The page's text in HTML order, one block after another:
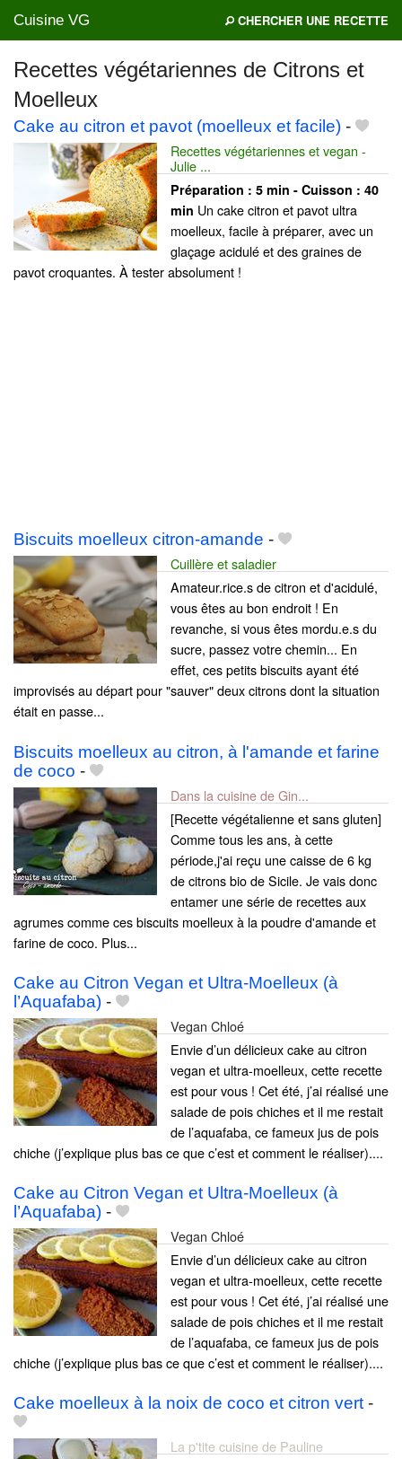
Cuisine VG CHERCHER UNE RECETTE
Recettes végétariennes de Citrons et
Moelleux
Cake au citron et pavot (moelleux et facile) -
Recettes végétariennes et vegan -
Julie ...
Préparation : 5 min - Cuisson : 40
min Un cake citron et pavot ultra
moelleux, facile à préparer, avec un
glaçage acidulé et des graines de
pavot croquantes. À tester absolument !
Biscuits moelleux citron-amande -
Cuillère et saladier
Amateur.rice.s de citron et d'acidulé,
vous êtes au bon endroit ! En
revanche, si vous êtes mordu.e.s du
sucre, passez votre chemin... En
effet, ces petits biscuits ayant été
improvisés au départ pour "sauver" deux citrons dont la situation
était en passe...
Biscuits moelleux au citron, à l'amande et farine
de coco -
Dans la cuisine de Gin...
[Recette végétalienne et sans gluten]
Comme tous les ans, à cette
période,j'ai reçu une caisse de 6 kg
de citrons bio de Sicile. Je vais donc
entamer une série de recettes aux
agrumes comme ces biscuits moelleux à la poudre d'amande et
farine de coco. Plus...
Cake au Citron Vegan et Ultra-Moelleux (à
l’Aquafaba) -
Vegan Chloé
Envie d’un délicieux cake au citron
vegan et ultra-moelleux, cette recette
est pour vous ! Cet été, j’ai réalisé une
salade de pois chiches et il me restait
de l’aquafaba, ce fameux jus de pois
chiche (j’explique plus bas ce que c’est et comment le réaliser)....
Cake au Citron Vegan et Ultra-Moelleux (à
l’Aquafaba) -
Vegan Chloé
Envie d’un délicieux cake au citron
vegan et ultra-moelleux, cette recette
est pour vous ! Cet été, j’ai réalisé une
salade de pois chiches et il me restait
de l’aquafaba, ce fameux jus de pois
chiche (j’explique plus bas ce que c’est et comment le réaliser)....
Cake moelleux à la noix de coco et citron vert -
La p'tite cuisine de Pauline